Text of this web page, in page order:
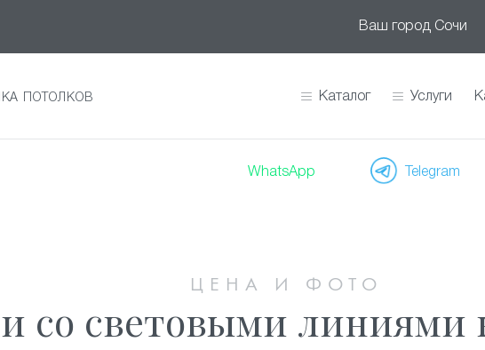
Ваш город Сочи
ПОТОЛКОВ Каталог Услуги
WhatsApp Telegram
ЦЕНА И ФОТО
со световыми линиями